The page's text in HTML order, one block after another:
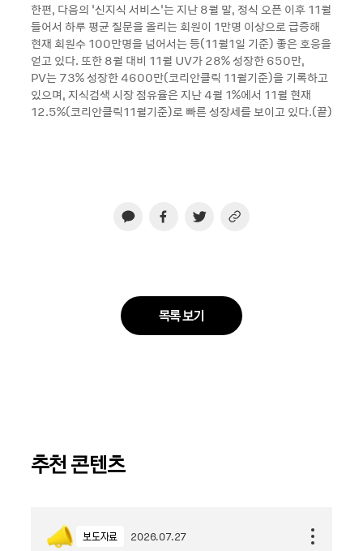
한편, 다음의 ‘신지식 서비스’는 지난 8월 말, 정식 오픈 이후 11월
들어서 하루 평균 질문을 올리는 회원이 1만명 이상으로 급증해
현재 회원수 100만명을 넘어서는 등(11월1일 기준) 좋은 호응을
얻고 있다. 또한 8월 대비 11월 UV가 28% 성장한 650만,
PV는 73% 성장한 4600만(코리안클릭 11월기준)을 기록하고
있으며, 지식검색 시장 점유율은 지난 4월 1%에서 11월 현재
12.5%(코리안클릭11월기준)로 빠른 성장세를 보이고 있다.(끝)
목록 보기
추천 콘텐츠
보도자료 2026.07.27